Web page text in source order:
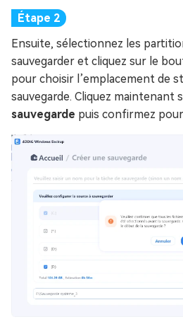
Ensuite, sélectionnez les
sauvegarder et cliquez sur le
pour choisir l’emplacement de
sauvegarde. Cliquez maintenant
sauvegarde puis confirmez